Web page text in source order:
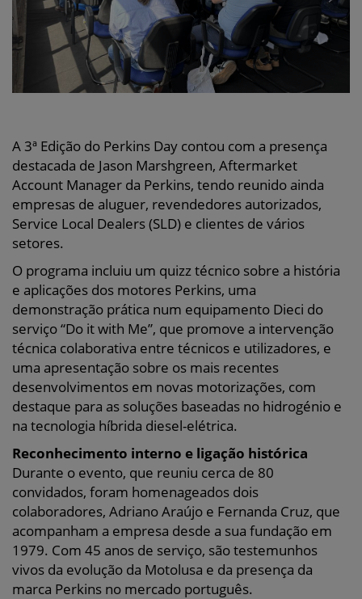
A 3ª Edição do Perkins Day contou com a presença
destacada de Jason Marshgreen, Aftermarket
Account Manager da Perkins, tendo reunido ainda
empresas de aluguer, revendedores autorizados,
Service Local Dealers (SLD) e clientes de vários
setores.
O programa incluiu um quizz técnico sobre a história
e aplicações dos motores Perkins, uma
demonstração prática num equipamento Dieci do
serviço “Do it with Me”, que promove a intervenção
técnica colaborativa entre técnicos e utilizadores, e
uma apresentação sobre os mais recentes
desenvolvimentos em novas motorizações, com
destaque para as soluções baseadas no hidrogénio e
na tecnologia híbrida diesel-elétrica.
Reconhecimento interno e ligação histórica
Durante o evento, que reuniu cerca de 80
convidados, foram homenageados dois
colaboradores, Adriano Araújo e Fernanda Cruz, que
acompanham a empresa desde a sua fundação em
1979. Com 45 anos de serviço, são testemunhos
vivos da evolução da Motolusa e da presença da
marca Perkins no mercado português.